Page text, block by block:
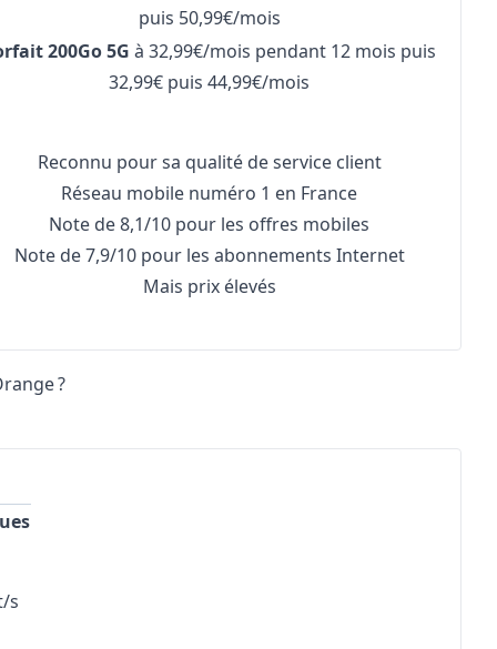
puis 50,99€/mois
200Go 5G à 32,99€/mois pendant 12 mois puis
32,99€ puis 44,99€/mois
Reconnu pour sa qualité de service client
Réseau mobile numéro 1 en France
Note de 8,1/10 pour les offres mobiles
Note de 7,9/10 pour les abonnements Internet
Mais prix élevés
?
s